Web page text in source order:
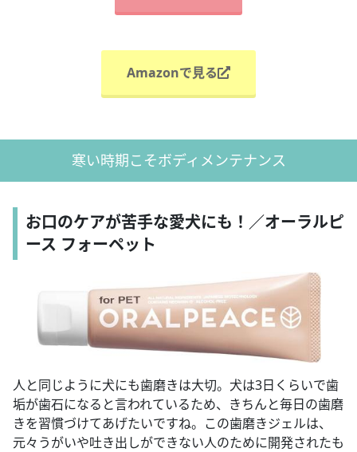
Amazonで見る
寒い時期こそボディメンテナンス
お口のケアが苦手な愛犬にも！／オーラルピ
ース フォーペット
人と同じように犬にも歯磨きは大切。犬は3日くらいで歯
垢が歯石になると言われているため、きちんと毎日の歯磨
きを習慣づけてあげたいですね。この歯磨きジェルは、
元々うがいや吐き出しができない人のために開発されたも